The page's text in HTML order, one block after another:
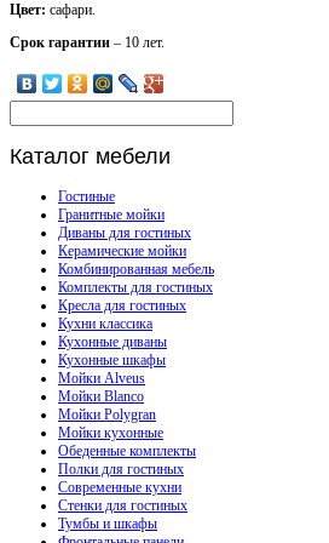
Цвет: сафари.
Срок гарантии – 10 лет.
Каталог мебели
Гостиные
Гранитные мойки
Диваны для гостиных
Керамические мойки
Комбинированная мебель
Комплекты для гостиных
Кресла для гостиных
Кухни классика
Кухонные диваны
Кухонные шкафы
Мойки Alveus
Мойки Blanco
Мойки Polygran
Мойки кухонные
Обеденные комплекты
Полки для гостиных
Современные кухни
Стенки для гостиных
Тумбы и шкафы